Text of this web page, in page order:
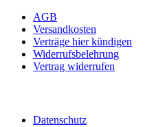
AGB
Versandkosten
Verträge hier kündigen
Widerrufsbelehrung
Vertrag widerrufen
Datenschutz